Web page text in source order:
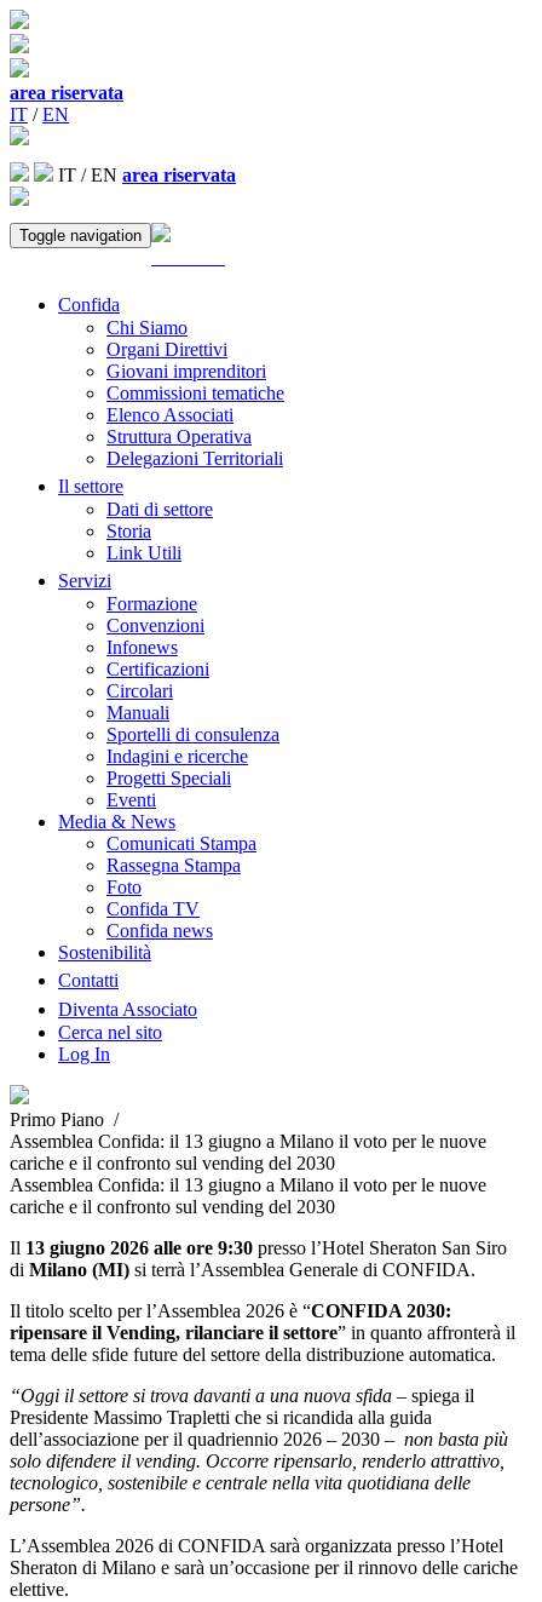
area riservata
IT /EN
IT /EN area riservata
Toggle navigation
Confida
Chi Siamo
Organi Direttivi
Giovani imprenditori
Commissioni tematiche
Elenco Associati
Struttura Operativa
Delegazioni Territoriali
Il settore
Dati di settore
Storia
Link Utili
Servizi
Formazione
Convenzioni
Infonews
Certificazioni
Circolari
Manuali
Sportelli di consulenza
Indagini e ricerche
Progetti Speciali
Eventi
Media & News
Comunicati Stampa
Rassegna Stampa
Foto
Confida TV
Confida news
Sostenibilità
Contatti
Diventa Associato
Cerca nel sito
Log In
Primo Piano /
Assemblea Confida: il 13 giugno a Milano il voto per le nuove
cariche e il confronto sul vending del 2030
Assemblea Confida: il 13 giugno a Milano il voto per le nuove
cariche e il confronto sul vending del 2030
Il 13 giugno 2026 alle ore 9:30 presso l’Hotel Sheraton San Siro
di Milano (MI) si terrà l’Assemblea Generale di CONFIDA.
Il titolo scelto per l’Assemblea 2026 è “CONFIDA 2030:
ripensare il Vending, rilanciare il settore” in quanto affronterà il
tema delle sfide future del settore della distribuzione automatica.
“Oggi il settore si trova davanti a una nuova sfida – spiega il
Presidente Massimo Trapletti che si ricandida alla guida
dell’associazione per il quadriennio 2026 – 2030 – non basta più
solo difendere il vending. Occorre ripensarlo, renderlo attrattivo,
tecnologico, sostenibile e centrale nella vita quotidiana delle
persone”.
L’Assemblea 2026 di CONFIDA sarà organizzata presso l’Hotel
Sheraton di Milano e sarà un’occasione per il rinnovo delle cariche
elettive.